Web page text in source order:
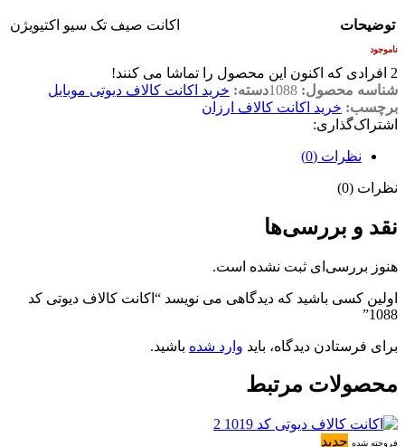
توضیحات اکانت صیف تک سیو اکتیویژن
ناموجود
2 افرادی که اکنون این محصول را تماشا می کنند!
شناسه محصول: 1088دسته: خرید اکانت کالاف دیوتی موبایل
برچسب: خرید اکانت کالاف ارزان
اشتراک‌گذاری:
نظرات (0)
نظرات (0)
نقد و بررسی‌ها
هنوز بررسی‌ای ثبت نشده است.
اولین کسی باشید که دیدگاهی می نویسد “اکانت کالاف دیوتی کد
1088”
برای فرستادن دیدگاه، باید وارد شده باشید.
محصولات مرتبط
فروخته شده جدید